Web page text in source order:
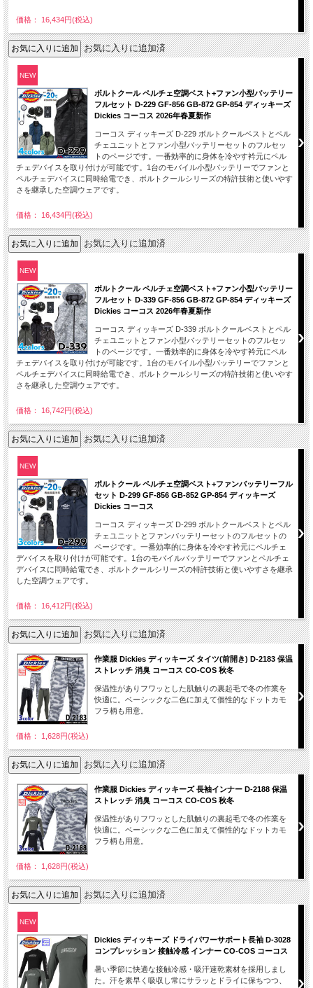
価格： 16,434円(税込)
お気に入りに追加済
NEW
ボルトクール ペルチェ空調ベスト+ファン小型バッテリー
フルセット D-229 GF-856 GB-872 GP-854 ディッキーズ
Dickies コーコス 2026年春夏新作
コーコス ディッキーズ D-229 ボルトクールベストとペル
チェユニットとファン小型バッテリーセットのフルセッ
トのページです。一番効率的に身体を冷やす衿元にペル
チェデバイスを取り付けが可能です。1台のモバイル小型バッテリーでファンと
ペルチェデバイスに同時給電でき、ボルトクールシリーズの特許技術と使いやす
さを継承した空調ウェアです。
価格： 16,434円(税込)
お気に入りに追加済
NEW
ボルトクール ペルチェ空調ベスト+ファン小型バッテリー
フルセット D-339 GF-856 GB-872 GP-854 ディッキーズ
Dickies コーコス 2026年春夏新作
コーコス ディッキーズ D-339 ボルトクールベストとペル
チェユニットとファン小型バッテリーセットのフルセッ
トのページです。一番効率的に身体を冷やす衿元にペル
チェデバイスを取り付けが可能です。1台のモバイル小型バッテリーでファンと
ペルチェデバイスに同時給電でき、ボルトクールシリーズの特許技術と使いやす
さを継承した空調ウェアです。
価格： 16,742円(税込)
お気に入りに追加済
NEW
ボルトクール ペルチェ空調ベスト+ファンバッテリーフル
セット D-299 GF-856 GB-852 GP-854 ディッキーズ
Dickies コーコス
コーコス ディッキーズ D-299 ボルトクールベストとペル
チェユニットとファンバッテリーセットのフルセットの
ページです。一番効率的に身体を冷やす衿元にペルチェ
デバイスを取り付けが可能です。1台のモバイルバッテリーでファンとペルチェ
デバイスに同時給電でき、ボルトクールシリーズの特許技術と使いやすさを継承
した空調ウェアです。
価格： 16,412円(税込)
お気に入りに追加済
作業服 Dickies ディッキーズ タイツ(前開き) D-2183 保温
ストレッチ 消臭 コーコス CO-COS 秋冬
保温性がありフワッとした肌触りの裏起毛で冬の作業を
快適に。ベーシックな二色に加えて個性的なドットカモ
フラ柄も用意。
価格： 1,628円(税込)
お気に入りに追加済
作業服 Dickies ディッキーズ 長袖インナー D-2188 保温
ストレッチ 消臭 コーコス CO-COS 秋冬
保温性がありフワッとした肌触りの裏起毛で冬の作業を
快適に。ベーシックな二色に加えて個性的なドットカモ
フラ柄も用意。
価格： 1,628円(税込)
お気に入りに追加済
NEW
Dickies ディッキーズ ドライパワーサポート長袖 D-3028
コンプレッション 接触冷感 インナー CO-COS コーコス
暑い季節に快適な接触冷感・吸汗速乾素材を採用しまし
た。汗を素早く吸収し常にサラッとドライに保ちつつ、